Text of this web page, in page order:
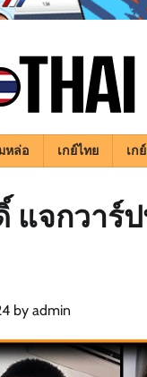
หล่อ เกย์ไทย เก
แจกวาร์
by admin